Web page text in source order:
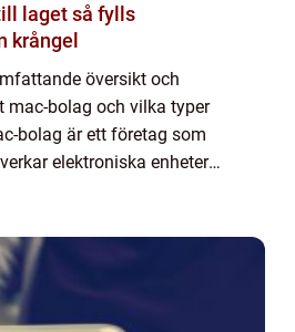
så fylls
krångel
översikt och
mac-bolag och vilka typer
bolag är ett företag som
elektroniska enheter